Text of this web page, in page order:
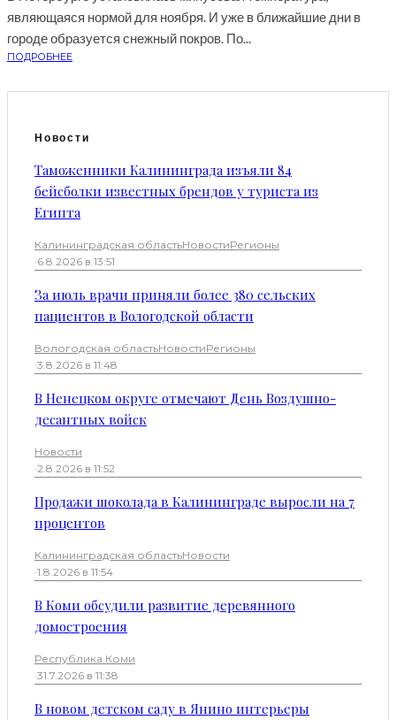
являющаяся нормой для ноября. И уже в ближайшие дни в
городе образуется снежный покров. По...
ПОДРОБНЕЕ
Новости
Таможенники Калининграда изъяли 84
бейсболки известных брендов у туриста из
Египта
Калининградская областьНовостиРегионы
·6.8.2026 в 13:51
За июль врачи приняли более 380 сельских
пациентов в Вологодской области
Вологодская областьНовостиРегионы
·3.8.2026 в 11:48
В Ненецком округе отмечают День Воздушно-
десантных войск
Новости
·2.8.2026 в 11:52
Продажи шоколада в Калининграде выросли на 7
процентов
Калининградская областьНовости
·1.8.2026 в 11:54
В Коми обсудили развитие деревянного
домостроения
Республика Коми
·31.7.2026 в 11:38
В новом детском саду в Янино интерьеры